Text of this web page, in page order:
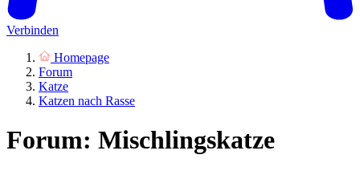
Verbinden
Homepage
Forum
Katze
Katzen nach Rasse
Forum: Mischlingskatze